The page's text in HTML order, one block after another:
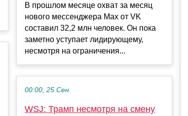
В прошлом месяце охват за месяц
нового мессенджера Max от VK
составил 32,2 млн человек. Он пока
заметно уступает лидирующему,
несмотря на ограничения...
00:00, 25 Сен
WSJ: Трамп несмотря на смену